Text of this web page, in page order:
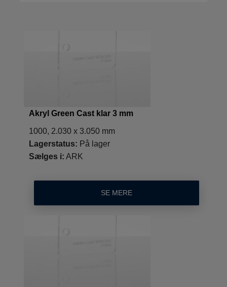
Akryl Green Cast klar 3 mm
1000, 2.030 x 3.050 mm
Lagerstatus: På lager
Sælges i: ARK
SE MERE